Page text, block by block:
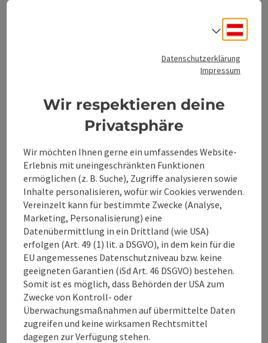
Beitrag merken
zum Merkzettel
PDF erstellen
Beitrag drucken
In der Nähe
powered byTOURDATA Änderung vorschlagen
Datenschutzerklärung
Impressum
Wir respektieren deine
Privatsphäre
Wir möchten Ihnen gerne ein umfassendes Website-
Erlebnis mit uneingeschränkten Funktionen
ermöglichen (z. B. Suche), Zugriffe analysieren sowie
Inhalte personalisieren, wofür wir Cookies verwenden.
Vereinzelt kann für bestimmte Zwecke (Analyse,
Marketing, Personalisierung) eine
Datenübermittlung in ein Drittland (wie USA)
erfolgen (Art. 49 (1) lit. a DSGVO), in dem kein für die
EU angemessenes Datenschutzniveau bzw. keine
geeigneten Garantien (iSd Art. 46 DSGVO) bestehen.
Somit ist es möglich, dass Behörden der USA zum
Zwecke von Kontroll- oder
Überwachungsmaßnahmen auf übermittelte Daten
zugreifen und keine wirksamen Rechtsmittel
dagegen zur Verfügung stehen.